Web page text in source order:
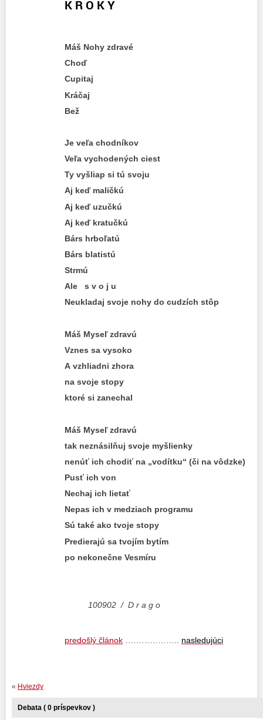
K R O K Y
Máš Nohy zdravé
Choď
Cupitaj
Kráčaj
Bež
Je veľa chodníkov
Veľa vychodených ciest
Ty vyšliap si tú svoju
Aj keď maličkú
Aj keď uzučkú
Aj keď kratučkú
Bárs hrboľatú
Bárs blatistú
Strmú
Ale s v o j u
Neukladaj svoje nohy do cudzích stôp
Máš Myseľ zdravú
Vznes sa vysoko
A vzhliadni zhora
na svoje stopy
ktoré si zanechal
Máš Myseľ zdravú
tak neznásilňuj svoje myšlienky
nenúť ich chodiť na „vodítku“ (či na vôdzke)
Pusť ich von
Nechaj ich lietať
Nepas ich v medziach programu
Sú také ako tvoje stopy
Predierajú sa tvojím bytím
po nekonečne Vesmíru
100902 / D r a g o
predošlý článok nasledujúci
« Hviezdy
Debata ( 0 príspevkov )